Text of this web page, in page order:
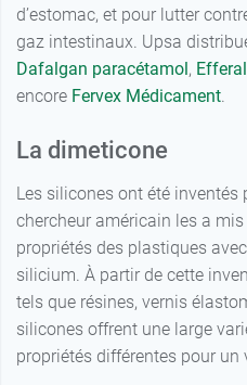
d’estomac, et pour lutter
gaz intestinaux. Upsa
Dafalgan paracétamol ,
encore Fervex Médicament.
La dimeticone
Les silicones ont été inventés
chercheur américain les a
propriétés des plastiques
silicium. À partir de cette
tels que résines, vernis
silicones offrent une large
propriétés différentes pour